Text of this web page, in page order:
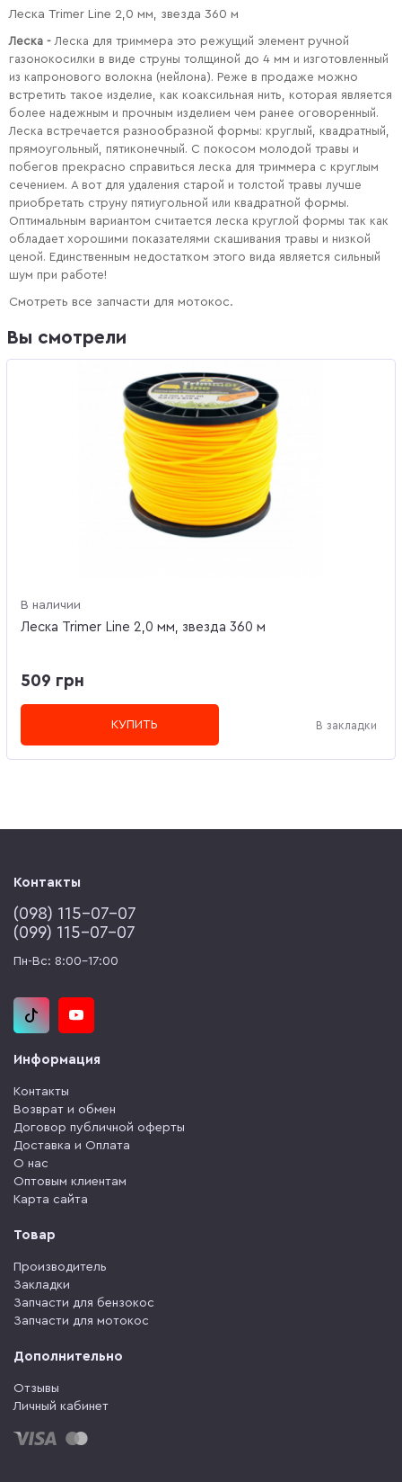
Леска Trimer Line 2,0 мм, звезда 360 м
Леска - Леска для триммера это режущий элемент ручной
газонокосилки в виде струны толщиной до 4 мм и изготовленный
из капронового волокна (нейлона). Реже в продаже можно
встретить такое изделие, как коаксильная нить, которая является
более надежным и прочным изделием чем ранее оговоренный.
Леска встречается разнообразной формы: круглый, квадратный,
прямоугольный, пятиконечный. С покосом молодой травы и
побегов прекрасно справиться леска для триммера с круглым
сечением. А вот для удаления старой и толстой травы лучше
приобретать струну пятиугольной или квадратной формы.
Оптимальным вариантом считается леска круглой формы так как
обладает хорошими показателями скашивания травы и низкой
ценой. Единственным недостатком этого вида является сильный
шум при работе!
Смотреть все запчасти для мотокос.
Вы смотрели
В наличии
Леска Trimer Line 2,0 мм, звезда 360 м
509 грн
КУПИТЬ В закладки
Контакты
(‎098) 115-07-07
(‎099) 115-07-07
Пн-Вс: 8:00-17:00
Информация
Контакты
Возврат и обмен
Договор публичной оферты
Доставка и Оплата
О нас
Оптовым клиентам
Карта сайта
Товар
Производитель
Закладки
Запчасти для бензокос
Запчасти для мотокос
Дополнительно
Отзывы
Личный кабинет